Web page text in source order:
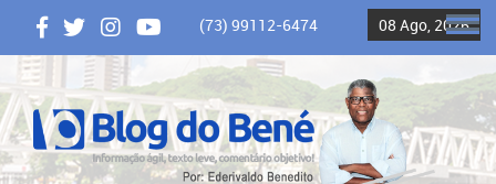
(73) 99112-6474 08 Ago, 2026